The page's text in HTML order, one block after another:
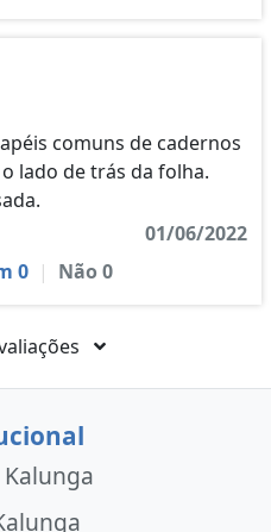
comuns de cadernos
lado de trás da folha.
01/06/2022
0 | Não0